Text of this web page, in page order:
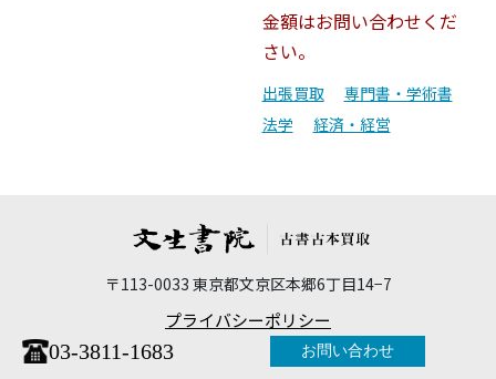
金額はお問い合わせくだ
さい。
出張買取
専門書・学術書
法学
経済・経営
〒113-0033 東京都文京区本郷6丁目14−7
プライバシーポリシー
03-3811-1683 お問い合わせ